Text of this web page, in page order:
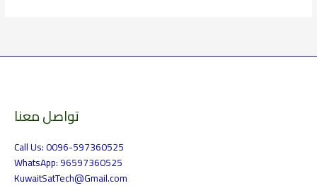
تواصل معنا
Call Us: 0096-597360525
WhatsApp: 96597360525
KuwaitSatTech@Gmail.com
الارشيف